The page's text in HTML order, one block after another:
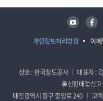
개인정보처리방침 이
유튜브 페이스북
상호 : 한국철도공사 대표자 :
통신판매업신
대전광역시 동구 중앙로 240
고